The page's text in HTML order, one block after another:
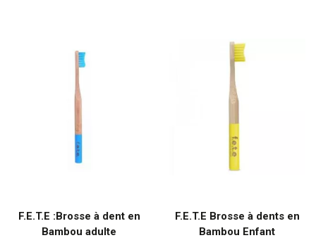
F.E.T.E :Brosse à dent en
Bambou adulte
F.E.T.E Brosse à dents en
Bambou Enfant